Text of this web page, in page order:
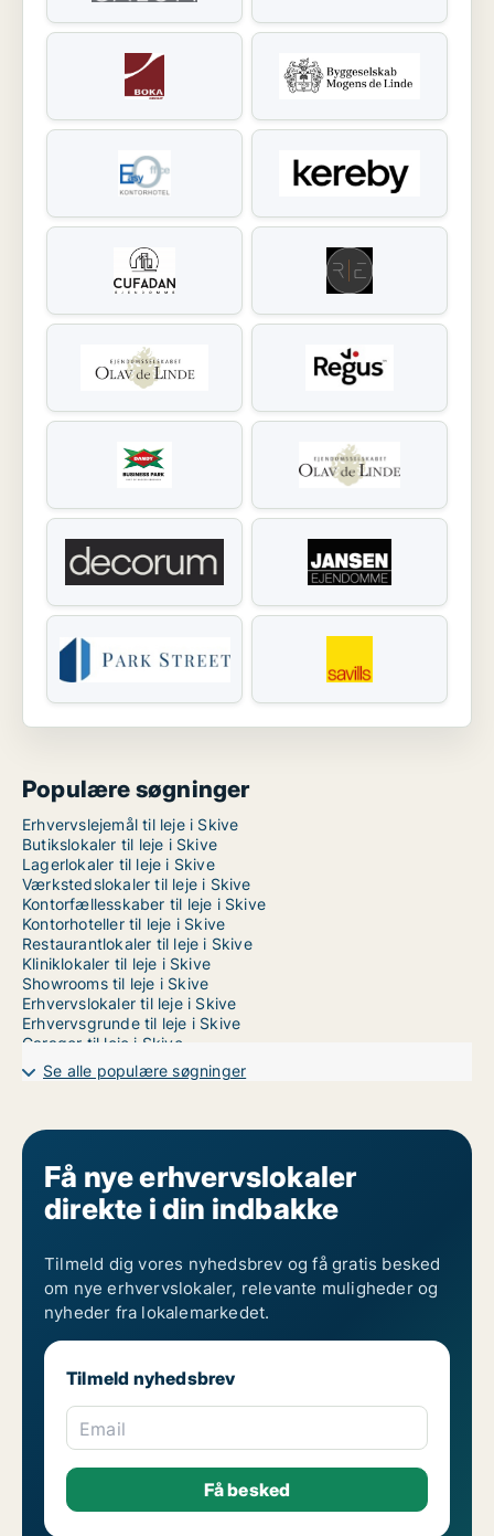
Populære søgninger
Erhvervslejemål til leje i Skive
Butikslokaler til leje i Skive
Lagerlokaler til leje i Skive
Værkstedslokaler til leje i Skive
Kontorfællesskaber til leje i Skive
Kontorhoteller til leje i Skive
Restaurantlokaler til leje i Skive
Kliniklokaler til leje i Skive
Showrooms til leje i Skive
Erhvervslokaler til leje i Skive
Erhvervsgrunde til leje i Skive
Garager til leje i Skive
Kontorlokaler til leje i Randers
Kontorlokaler til leje i Vejle
Se alle populære søgninger
Få nye erhvervslokaler
direkte i din indbakke
Tilmeld dig vores nyhedsbrev og få gratis besked
om nye erhvervslokaler, relevante muligheder og
nyheder fra lokalemarkedet.
Tilmeld nyhedsbrev
Email